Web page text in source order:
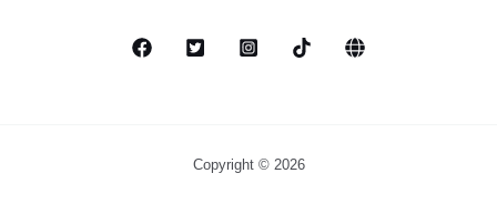
Copyright © 2026